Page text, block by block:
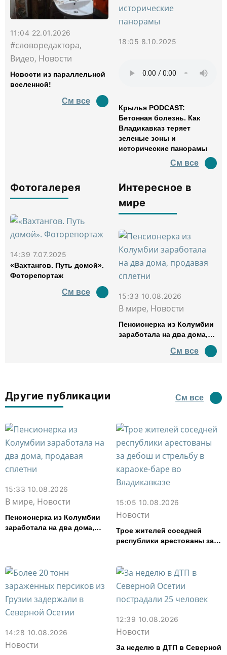
11:04 22.01.2026
#словоредактора,
Видео, Новости
Новости из параллельной
вселенной!
См все
18:05 8.10.2025
Крылья PODCAST:
Бетонная болезнь. Как
Владикавказ теряет
зеленые зоны и
исторические панорамы
См все
Фотогалерея
14:39 7.07.2025
«Вахтангов. Путь домой».
Фоторепортаж
См все
Интересное в
мире
15:33 10.08.2026
В мире, Новости
Пенсионерка из Колумбии
заработала на два дома,
См все
Другие публикации См все
15:33 10.08.2026
В мире, Новости
Пенсионерка из Колумбии
заработала на два дома,
15:05 10.08.2026
Новости
Трое жителей соседней
республики арестованы за
14:28 10.08.2026
Новости
12:39 10.08.2026
Новости
За неделю в ДТП в Северной